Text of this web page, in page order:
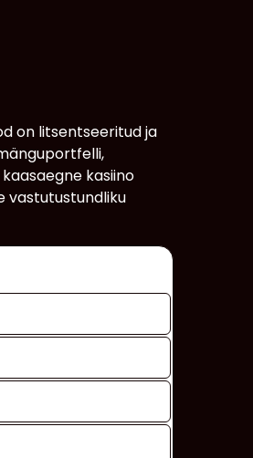
on litsentseeritud ja
kasiino
vastutustundliku